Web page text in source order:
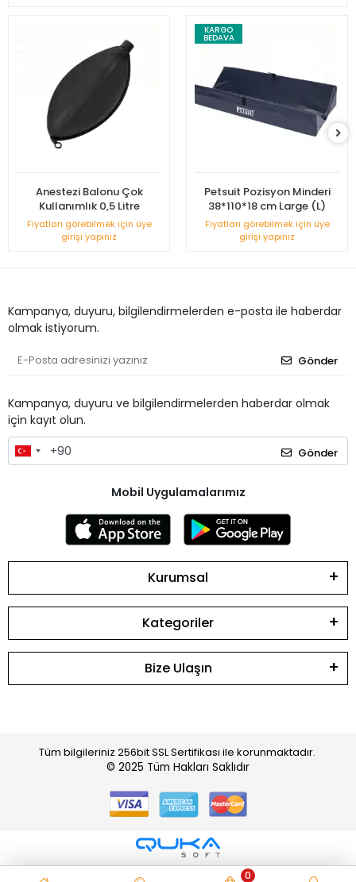
Anestezi Balonu Çok
Kullanımlık 0,5 Litre
Fiyatları görebilmek için üye
girişi yapınız
KARGO
BEDAVA
Petsuit Pozisyon Minderi
38*110*18 cm Large (L)
Fiyatları görebilmek için üye
girişi yapınız
Kampanya, duyuru, bilgilendirmelerden e-posta ile haberdar
olmak istiyorum.
Gönder
Kampanya, duyuru ve bilgilendirmelerden haberdar olmak
için kayıt olun.
Gönder
Mobil Uygulamalarımız
Kurumsal
Kategoriler
Bize Ulaşın
Tüm bilgileriniz 256bit SSL Sertifikası ile korunmaktadır.
© 2025 Tüm Hakları Saklıdır
0